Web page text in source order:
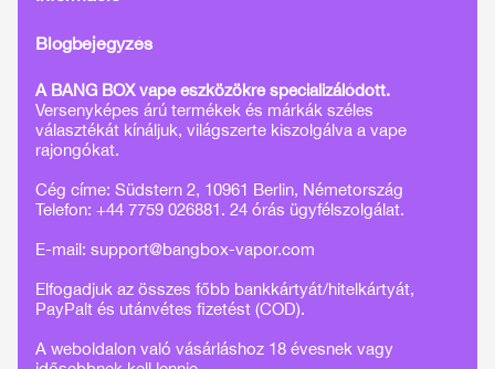
Blogbejegyzés
A BANG BOX vape eszközökre specializálódott.
Versenyképes árú termékek és márkák széles
választékát kínáljuk, világszerte kiszolgálva a vape
rajongókat.
Cég címe: Südstern 2, 10961 Berlin, Németország
Telefon: +44 7759 026881. 24 órás ügyfélszolgálat.
E-mail: support@bangbox-vapor.com
Elfogadjuk az összes főbb bankkártyát/hitelkártyát,
PayPalt és utánvétes fizetést (COD).
A weboldalon való vásárláshoz 18 évesnek vagy